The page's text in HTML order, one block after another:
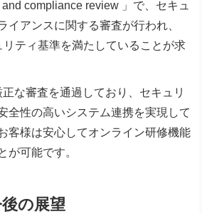
and compliance review 」で、セキュ
イアンスに関する審査が行われ、
ティ基準を満たしていることが求
な審査を通過しており、セキュリ
全性の高いシステム連携を実現して
客様は安心してオンライン研修機能
が可能です。
の展望